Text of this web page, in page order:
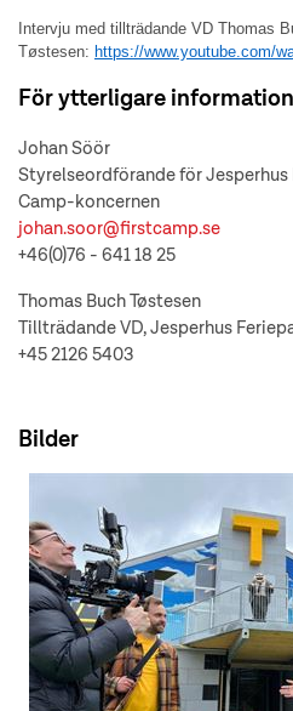
Intervju med tillträdande VD Thomas
Tøstesen: https://www.youtube.com/
För ytterligare
Johan Söör
Styrelseordförande för Jesperhus
Camp-koncernen
johan.soor@firstcamp.se
+46(0)76 - 641 18 25
Thomas Buch Tøstesen
Tillträdande VD, Jesperhus
+45 2126 5403
Bilder